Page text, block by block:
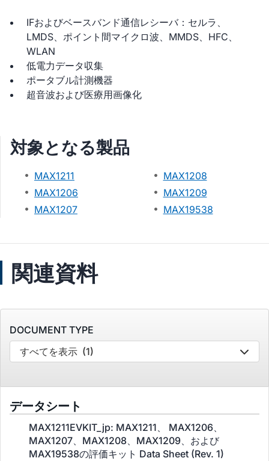
IFおよびベースバンド通信レシーバ：セルラ、
LMDS、ポイント間マイクロ波、MMDS、HFC、
WLAN
低電力データ収集
ポータブル計測機器
超音波および医療用画像化
対象となる製品
MAX1211
MAX1206
MAX1207
MAX1208
MAX1209
MAX19538
関連資料
DOCUMENT TYPE
すべてを表示 (1)
データシート
MAX1211EVKIT_jp: MAX1211、 MAX1206、
MAX1207、MAX1208、MAX1209、および
MAX19538の評価キット Data Sheet (Rev. 1)